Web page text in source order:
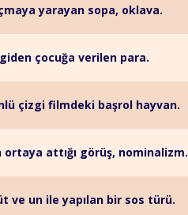
yarayan sopa, oklava.
çocuğa verilen para.
çizgi filmdeki başrol hayvan.
ortaya attığı görüş, nominalizm.
ve un ile yapılan bir sos türü.